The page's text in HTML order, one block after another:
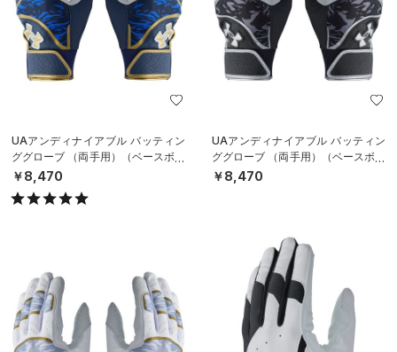
UAアンディナイアブル バッティン
ググローブ （両手用）（ベースボー
ル/MEN）
￥8,470
UAアンディナイアブル バッティン
ググローブ （両手用）（ベースボー
ル/MEN）
￥8,470